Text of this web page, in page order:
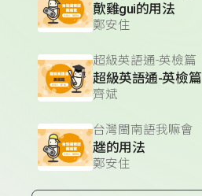
歕雞gui的用法
鄭安住
超級英語通-英檢篇
齊斌
台灣閩南語我嘛會
趖的用法
鄭安住